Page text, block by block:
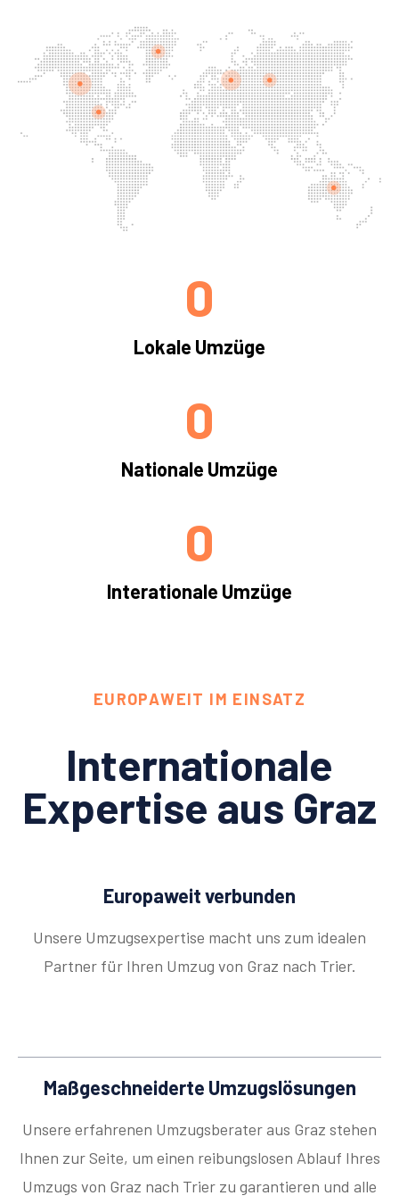
Lokale Umzüge
0
Nationale Umzüge
0
Interationale Umzüge
0
EUROPAWEIT IM EINSATZ
Internationale
Expertise aus Graz
Europaweit verbunden
Unsere Umzugsexpertise macht uns zum idealen
Partner für Ihren Umzug von Graz nach Trier.
Maßgeschneiderte Umzugslösungen
Unsere erfahrenen Umzugsberater aus Graz stehen
Ihnen zur Seite, um einen reibungslosen Ablauf Ihres
Umzugs von Graz nach Trier zu garantieren und alle